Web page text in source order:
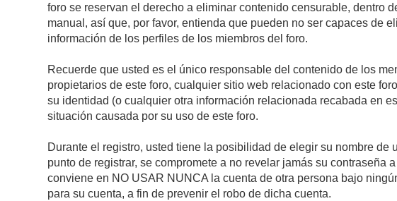
foro se reservan el derecho a eliminar contenido censurable, dentro
manual, así que, por favor, entienda que pueden no ser capaces de
información de los perfiles de los miembros del foro.
Recuerde que usted es el único responsable del contenido de los
propietarios de este foro, cualquier sitio web relacionado con este
su identidad (o cualquier otra información relacionada recabada en
situación causada por su uso de este foro.
Durante el registro, usted tiene la posibilidad de elegir su nombre
punto de registrar, se compromete a no revelar jamás su
conviene en NO USAR NUNCA la cuenta de otra persona bajo
para su cuenta, a fin de prevenir el robo de dicha cuenta.